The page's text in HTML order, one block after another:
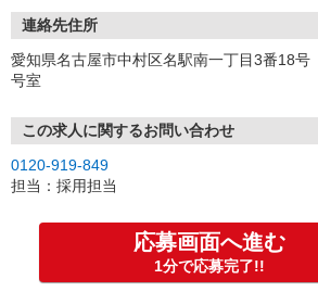
★スマホでWEB面接（LINEなど）・出張面
す
③面接実施（履歴書不要）
④勤務開始（スタート日は応相談）
お気軽にご応募ください♪
連絡先住所
愛知県名古屋市中村区名駅南一丁目3番18
号室
この求人に関するお問い合わせ
0120-919-849
担当：採用担当
応募画面へ進む
1分で応募完了!!